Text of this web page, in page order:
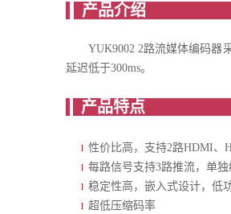
YUK9002 2路流媒体编码器
延迟低于300ms。
l 性价比高，支持2路HDMI、
l 每路信号支持3路推流，单
l 稳定性高，嵌入式设计，低
l 超低压缩码率